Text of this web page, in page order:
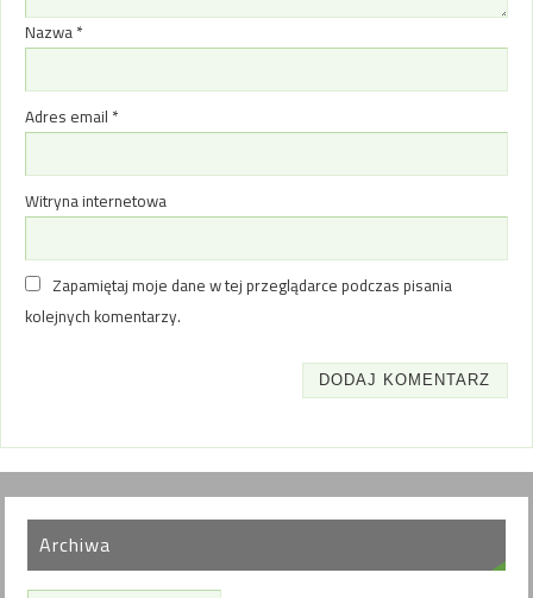
Nazwa *
Adres email *
Witryna internetowa
Zapamiętaj moje dane w tej przeglądarce podczas pisania
kolejnych komentarzy.
Archiwa